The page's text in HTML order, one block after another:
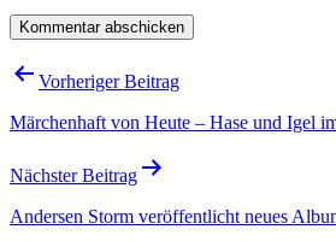
Beitragsnavigation
Vorheriger Beitrag
Märchenhaft von Heute – Hase und Igel
Nächster Beitrag
Andersen Storm veröffentlicht neues